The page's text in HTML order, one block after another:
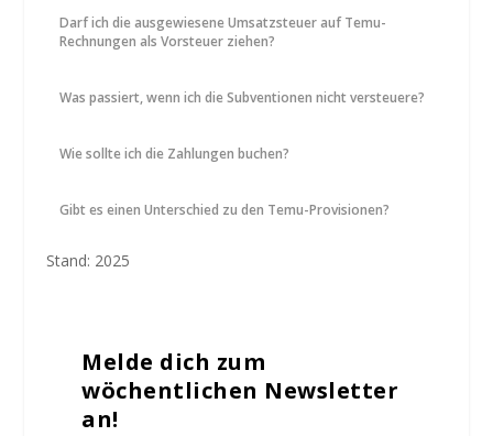
Darf ich die ausgewiesene Umsatzsteuer auf Temu-
Rechnungen als Vorsteuer ziehen?
Was passiert, wenn ich die Subventionen nicht versteuere?
Wie sollte ich die Zahlungen buchen?
Gibt es einen Unterschied zu den Temu-Provisionen?
Stand: 2025
Melde dich zum
wöchentlichen Newsletter
an!